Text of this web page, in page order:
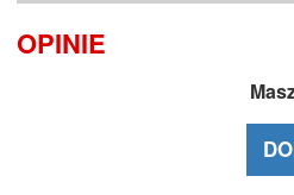
OPINIE